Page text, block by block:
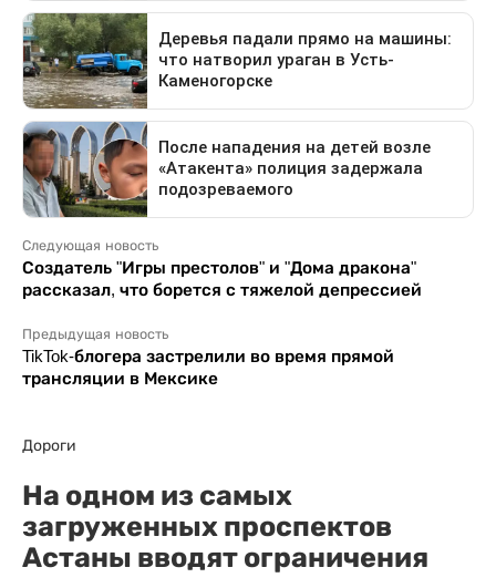
Следующая новость
Создатель "Игры престолов" и "Дома дракона"
рассказал, что борется с тяжелой депрессией
Предыдущая новость
TikTok-блогера застрелили во время прямой
трансляции в Мексике
Дороги
На одном из самых
загруженных проспектов
Астаны вводят ограничения